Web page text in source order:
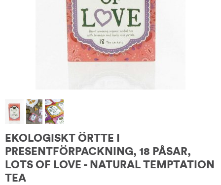
EKOLOGISKT ÖRTTE I
PRESENTFÖRPACKNING, 18 PÅSAR,
LOTS OF LOVE - NATURAL TEMPTATION
TEA